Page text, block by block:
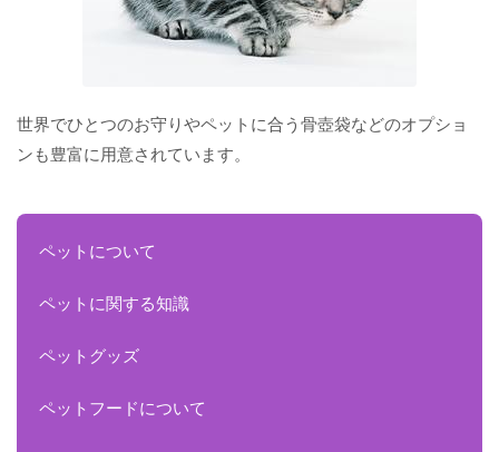
世界でひとつのお守りやペットに合う骨壺袋などのオプショ
ンも豊富に用意されています。
ペットについて
ペットに関する知識
ペットグッズ
ペットフードについて